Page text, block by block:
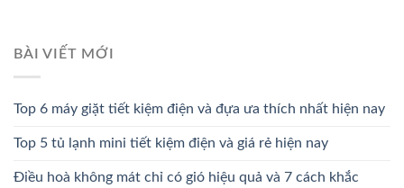
BÀI VIẾT MỚI
Top 6 máy giặt tiết kiệm điện và đựa ưa thích nhất hiện nay
Top 5 tủ lạnh mini tiết kiệm điện và giá rẻ hiện nay
Điều hoà không mát chỉ có gió hiệu quả và 7 cách khắc